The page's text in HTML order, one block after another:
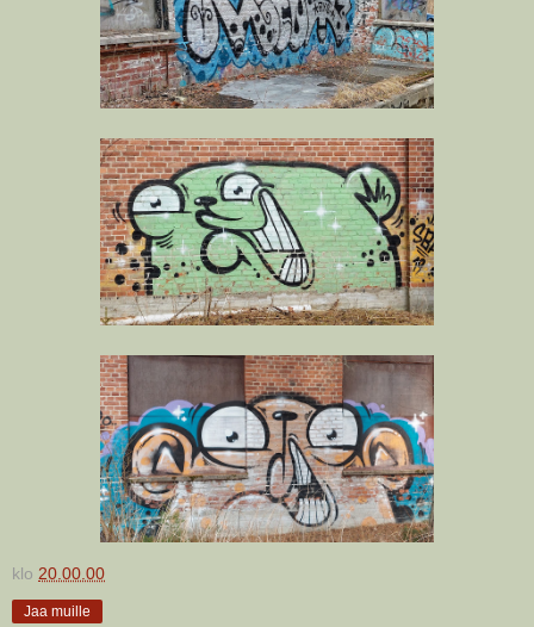
klo 20.00.00
Jaa muille